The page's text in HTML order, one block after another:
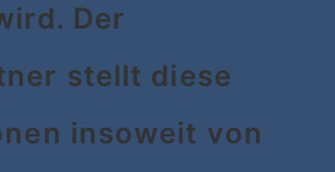
Der
stellt diese
insoweit von